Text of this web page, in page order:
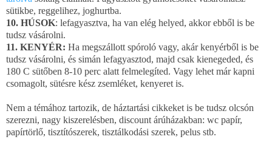
sütikbe, reggelihez, joghurtba.
10. HÚSOK: lefagyasztva, ha van elég helyed, akkor ebből is be
tudsz vásárolni.
11. KENYÉR: Ha megszállott spóroló vagy, akár kenyérből is be
tudsz vásárolni, és simán lefagyasztod, majd csak kienegeded, és
180 C sütőben 8-10 perc alatt felmelegíted. Vagy lehet már kapni
csomagolt, sütésre kész zsemléket, kenyeret is.
Nem a témához tartozik, de háztartási cikkeket is be tudsz olcsón
szerezni, nagy kiszerelésben, discount árúházakban: wc papír,
papírtörlő, tisztítószerek, tisztálkodási szerek, pelus stb.